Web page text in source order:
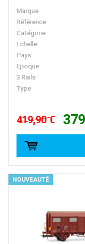
BACHMANN
BALLAN
BASSETT LOWKE
BEMO
BERLINPLAST
BLMA
BLUFORD SHOPS
B MODELS
BOS-MODELS
BRANCHLINE TRAINS
Marque
Référence
Catégorie
Echelle
Pays
Epoque
3 Rails
Type
419,90 €
NOUVEAUTÉ